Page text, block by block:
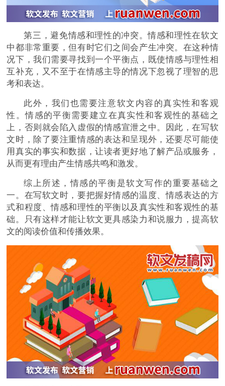
第三，避免情感和理性的冲突。情感和理性在软文
中都非常重要，但有时它们之间会产生冲突。在这种情
况下，我们需要寻找到一个平衡点，既使情感与理性相
互补充，又不至于在情感主导的情况下忽视了理智的思
考和表达。
此外，我们也需要注意软文内容的真实性和客观
性。情感的平衡需要建立在真实性和客观性的基础之
上，否则就会陷入虚假的情感宣泄之中。因此，在写软
文时，除了要注重情感的表达和呈现外，还要尽可能使
用真实的事实和数据，让读者更好地了解产品或服务，
从而更有理由产生情感共鸣和激发。
综上所述，情感的平衡是软文写作的重要基础之
一。在写软文时，要把握好情感的温度、情感表达的方
式和程度、情感和理性的平衡以及真实性和客观性的基
础。只有这样才能让软文更具感染力和说服力，提高软
文的阅读价值和传播效果。